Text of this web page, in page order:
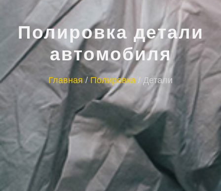
Полировка детали
автомобиля
Главная / Полировка / Детали